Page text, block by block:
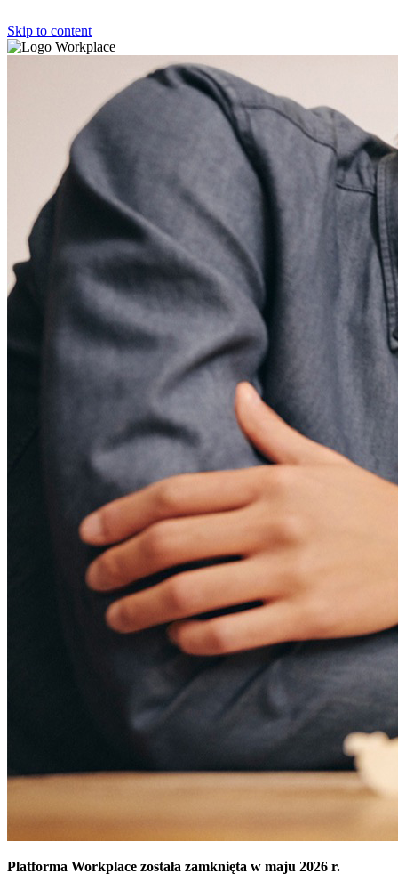
Skip to content
Platforma Workplace została zamknięta w maju 2026 r.